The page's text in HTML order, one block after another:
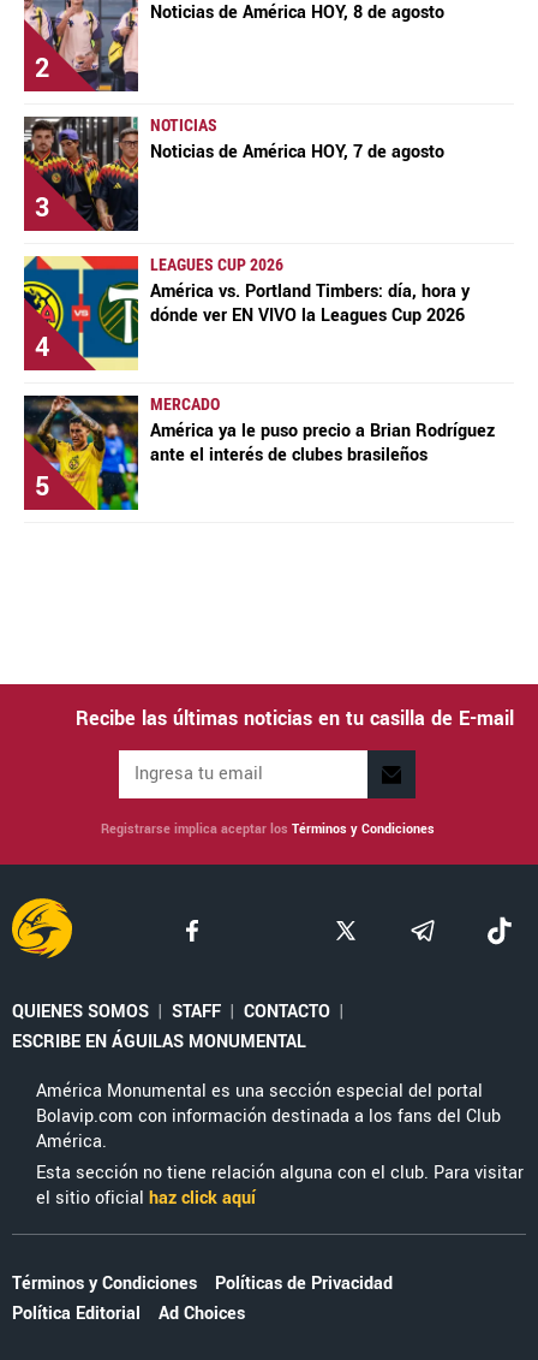
2
Noticias de América HOY, 8 de agosto
3
NOTICIAS
Noticias de América HOY, 7 de agosto
4
LEAGUES CUP 2026
América vs. Portland Timbers: día, hora y
dónde ver EN VIVO la Leagues Cup 2026
5
MERCADO
América ya le puso precio a Brian Rodríguez
ante el interés de clubes brasileños
Recibe las últimas noticias en tu casilla de E-mail
Registrarse implica aceptar los Términos y Condiciones
QUIENES SOMOS | STAFF | CONTACTO |
ESCRIBE EN ÁGUILAS MONUMENTAL
América Monumental es una sección especial del portal
Bolavip.com con información destinada a los fans del Club
América.
Esta sección no tiene relación alguna con el club. Para visitar
el sitio oficial haz click aquí
Términos y Condiciones
Políticas de Privacidad
Política Editorial
Ad Choices